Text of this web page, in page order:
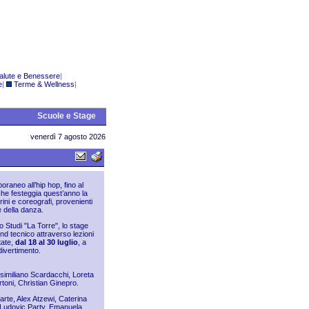
e Benessere|
| Terme & Wellness|
Scuole e Stage
venerdì 7 agosto 2026
all’hip hop, fino al
festeggia quest’anno la
e coreografi, provenienti
della danza.
Studi "La Torre", lo stage
tecnico attraverso lezioni
dal 18 al 30 luglio , a
Scardacchi, Loreta
Christian Ginepro.
Alex Atzewi, Caterina
Party, Emanuela